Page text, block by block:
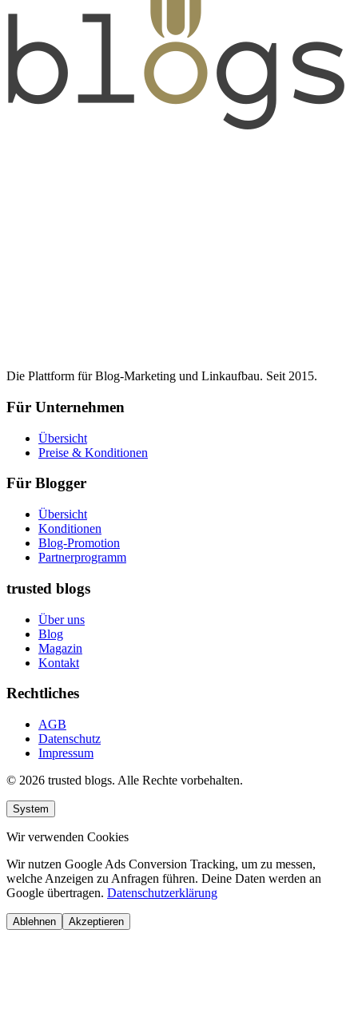
Die Plattform für Blog-Marketing und Linkaufbau. Seit 2015.
Für Unternehmen
Übersicht
Preise & Konditionen
Für Blogger
Übersicht
Konditionen
Blog-Promotion
Partnerprogramm
trusted blogs
Über uns
Blog
Magazin
Kontakt
Rechtliches
AGB
Datenschutz
Impressum
© 2026 trusted blogs. Alle Rechte vorbehalten.
System
Wir verwenden Cookies
Wir nutzen Google Ads Conversion Tracking, um zu messen,
welche Anzeigen zu Anfragen führen. Deine Daten werden an
Google übertragen. Datenschutzerklärung
Ablehnen Akzeptieren